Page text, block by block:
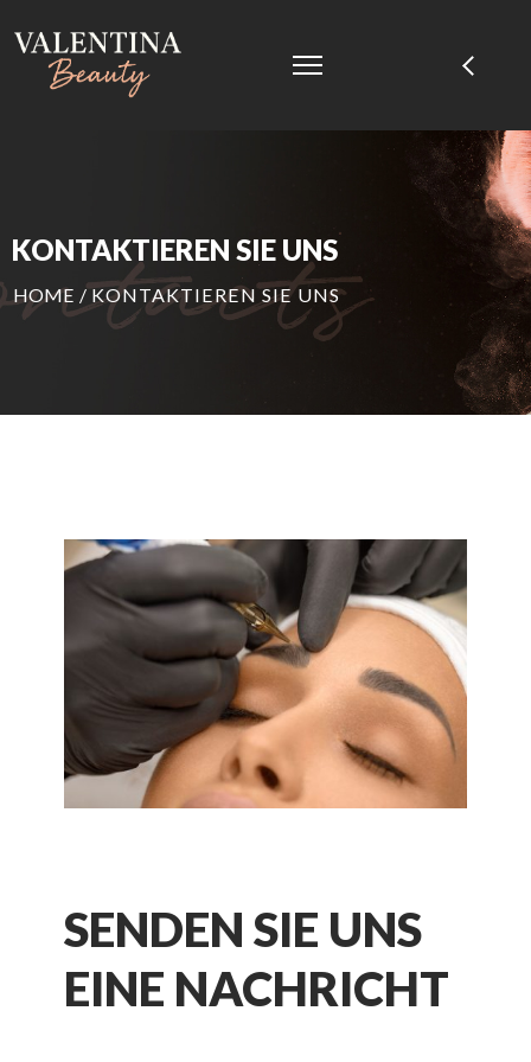
KONTAKTIEREN SIE UNS
HOME /KONTAKTIEREN SIE UNS
SENDEN SIE UNS
EINE NACHRICHT